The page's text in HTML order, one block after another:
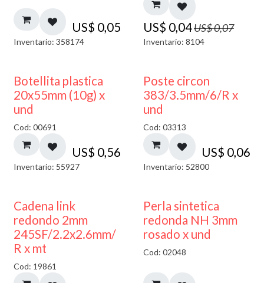
US$ 0,05
Inventario: 358174
US$ 0,04US$0,07
Inventario: 8104
Botellita plastica
20x55mm (10g) x
und
Cod: 00691
US$ 0,56
Inventario: 55927
Poste circon
383/3.5mm/6/R x
und
Cod: 03313
US$ 0,06
Inventario: 52800
Cadena link
redondo 2mm
245SF/2.2x2.6mm/
R x mt
Cod: 19861
Perla sintetica
redonda NH 3mm
rosado x und
Cod: 02048